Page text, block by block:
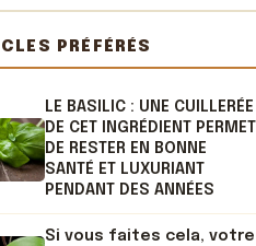
PRÉFÉRÉS
LE BASILIC : UNE CUILLERÉE
DE CET INGRÉDIENT PERMET
DE RESTER EN BONNE
SANTÉ ET LUXURIANT
PENDANT DES ANNÉES
Si vous faites cela, votre